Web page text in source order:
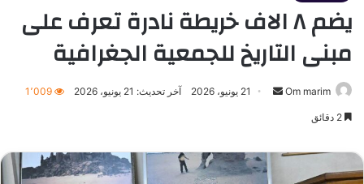
يضم ٨ الاف خريطة نادرة تعرف على
مبنى التاريخ للجمعية الجغرافية
Om marim
أرسل
21 يونيو، 2026 آخر تحديث: 21 يونيو، 2026 1٬009